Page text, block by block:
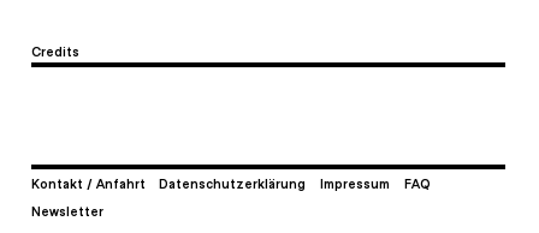
Credits
Kontakt / Anfahrt Datenschutzerklärung Impressum
FAQ
Newsletter